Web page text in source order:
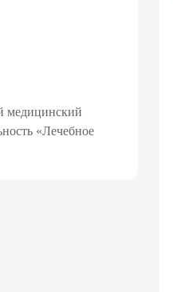
медицинский
«Лечебное